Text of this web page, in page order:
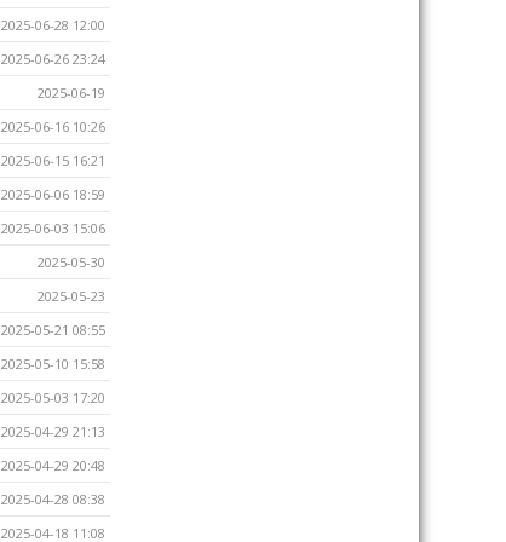
2025-06-28 12:00
2025-06-26 23:24
2025-06-19
2025-06-16 10:26
2025-06-15 16:21
2025-06-06 18:59
2025-06-03 15:06
2025-05-30
2025-05-23
2025-05-21 08:55
2025-05-10 15:58
2025-05-03 17:20
2025-04-29 21:13
2025-04-29 20:48
2025-04-28 08:38
2025-04-18 11:08